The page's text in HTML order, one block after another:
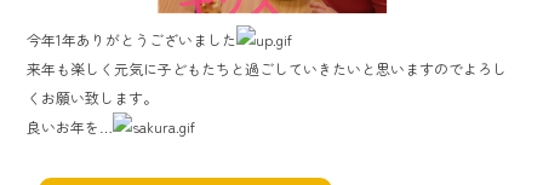
今年1年ありがとうございました
来年も楽しく元気に子どもたちと過ごしていきたいと思いますのでよろし
くお願い致します。
良いお年を…